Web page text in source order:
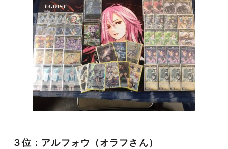
３位：アルフォウ（オラフさん）